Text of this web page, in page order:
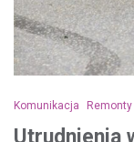
Komunikacja Remonty